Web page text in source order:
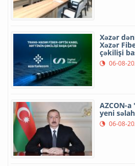
Xəzər
Xəzər
çəkilişi
06-08-
AZCON-
yeni
06-08-